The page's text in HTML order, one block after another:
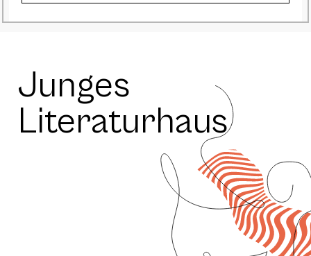
Junges
Literaturhaus